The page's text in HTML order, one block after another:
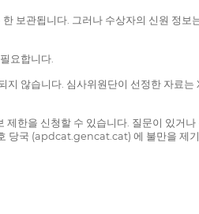
보관됩니다. 그러나 수상자의 신원 정보
요합니다.
않습니다. 심사위원단이 선정한 자료는
을 신청할 수 있습니다. 질문이 있거나
당국 (apdcat.gencat.cat) 에 불만을 제기